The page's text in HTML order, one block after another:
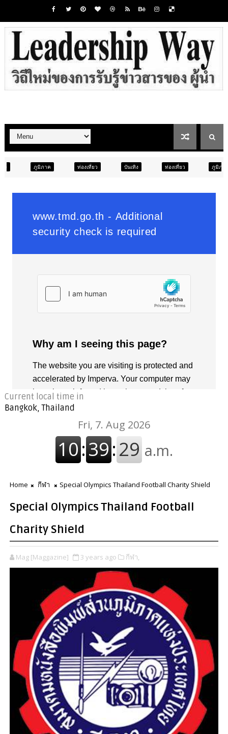
ท่องเที่ยว ภูมิภาค
Current local time in
Bangkok, Thailand
Home กีฬา Special Olympics Thailand Football Charity Shield
Special Olympics Thailand Football
Charity Shield
Mag [Maggazine] 3 years ago กีฬา,